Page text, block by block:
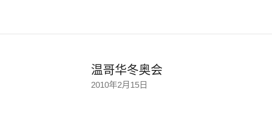
温哥华冬奥会
2010年2月15日